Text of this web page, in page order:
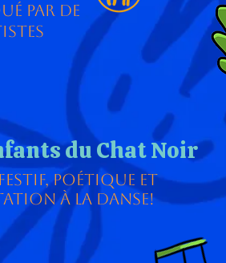
par de
du Chat Noir
poétique et
à la danse!